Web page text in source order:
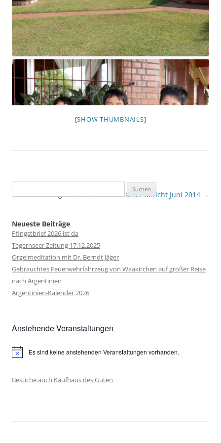
[SHOW THUMBNAILS]
Beitragsnavigation
←Aussendung MaZler 2014 MaZler Bericht Juni 2014 →
nach:
Neueste Beiträge
Pfingstbrief 2026 ist da
Tegernseer Zeitung 17.12.2025
Orgelmeditation mit Dr. Berndt Jäger
Gebrauchtes Feuerwehrfahrzeug von Waakirchen auf großer Reise
nach Argentinien
Argentinien-Kalender 2026
Anstehende Veranstaltungen
HinweisEs sind keine anstehenden Veranstaltungen vorhanden.
Besuche auch Kaufhaus des Guten